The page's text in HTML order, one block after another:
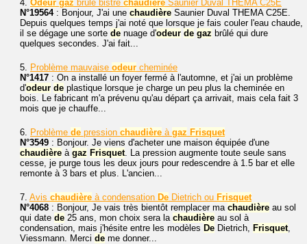
4. Odeur gaz brûlé bistre chaudière Saunier Duval THEMA C25E
N°19564: Bonjour, J'ai une chaudière Saunier Duval THEMA C25E.
Depuis quelques temps j'ai noté que lorsque je fais couler l'eau chaude,
il se dégage une sorte de nuage d'odeur de gaz brûlé qui dure
quelques secondes. J'ai fait...
5. Problème mauvaise odeur cheminée
N°1417 : On a installé un foyer fermé à l'automne, et j'ai un problème
d'odeur de plastique lorsque je charge un peu plus la cheminée en
bois. Le fabricant m'a prévenu qu'au départ ça arrivait, mais cela fait 3
mois que je chauffe...
6. Problème de pression chaudière à gaz Frisquet
N°3549 : Bonjour. Je viens d'acheter une maison équipée d'une
chaudière à gaz Frisquet. La pression augmente toute seule sans
cesse, je purge tous les deux jours pour redescendre à 1.5 bar et elle
remonte à 3 bars et plus. L'ancien...
7. Avis chaudière à condensation De Dietrich ou Frisquet
N°4068 : Bonjour, Je vais très bientôt remplacer ma chaudière au sol
qui date de 25 ans, mon choix sera la chaudière au sol à
condensation, mais j'hésite entre les modèles De Dietrich, Frisquet,
Viessmann. Merci de me donner...